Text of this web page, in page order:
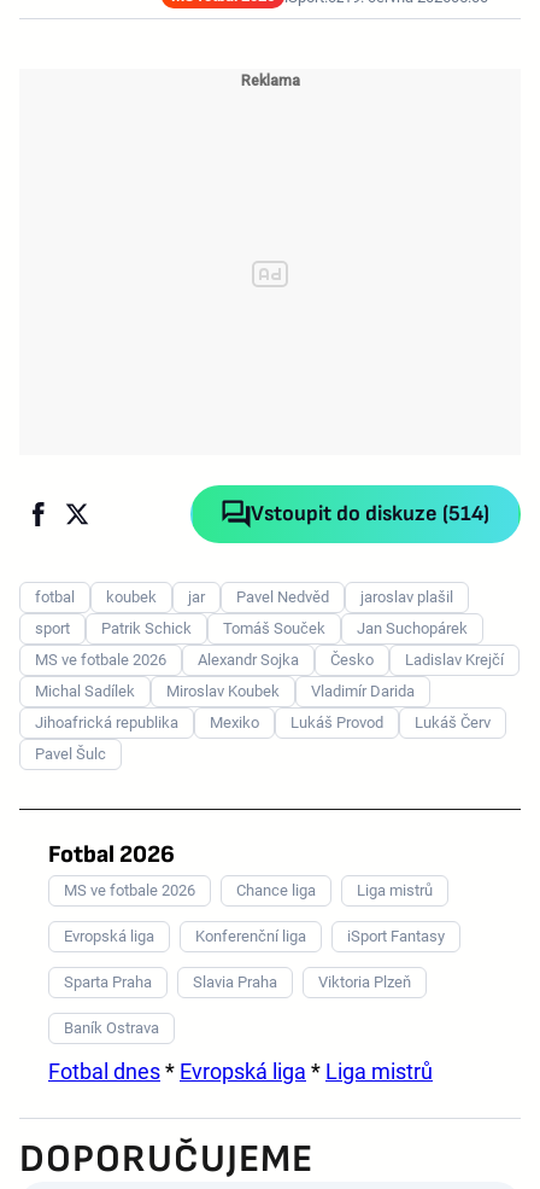
Vstoupit do diskuze (514)
fotbal koubek jar Pavel Nedvěd
jaroslav plašil
sport
Patrik Schick Tomáš Souček
Jan Suchopárek
MS ve fotbale 2026
Alexandr Sojka Česko
Ladislav Krejčí
Michal Sadílek
Miroslav Koubek
Vladimír Darida
Jihoafrická republika
Mexiko Lukáš Provod
Lukáš Červ
Pavel Šulc
Fotbal 2026
MS ve fotbale 2026 Chance liga Liga mistrů
Evropská liga Konferenční liga iSport Fantasy
Sparta Praha Slavia Praha Viktoria Plzeň
Baník Ostrava
Fotbal dnes* Evropská liga * Liga mistrů
DOPORUČUJEME